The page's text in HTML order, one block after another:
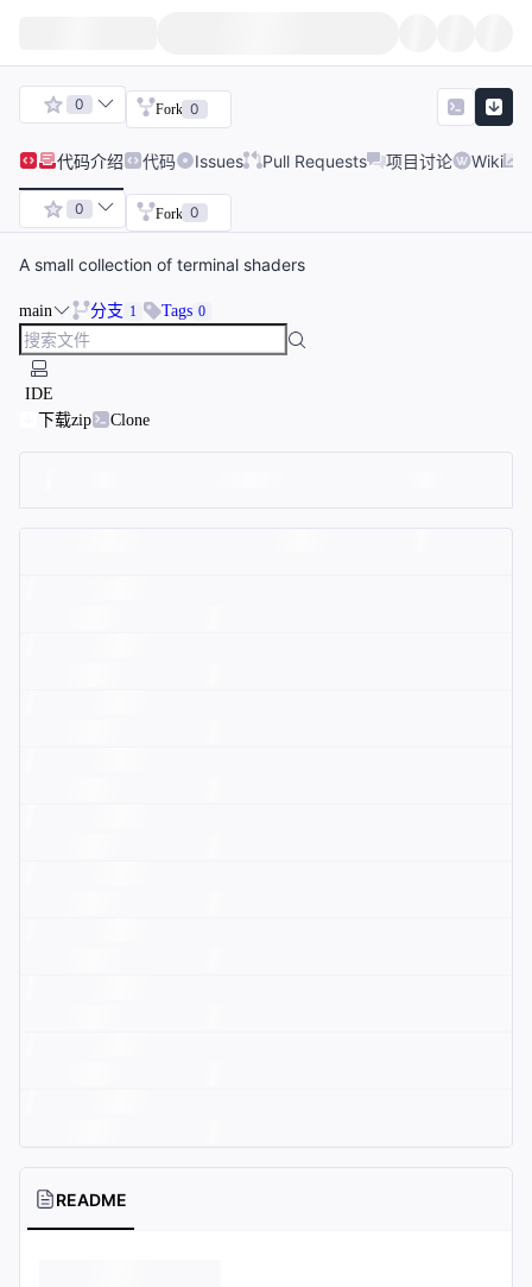
0 Fork 0
代码介绍 代码 Issues Pull Requests 项目讨论 Wiki
0 Fork 0
A small collection of terminal shaders
main 分支 1 Tags 0
IDE
下载zip
Clone
README